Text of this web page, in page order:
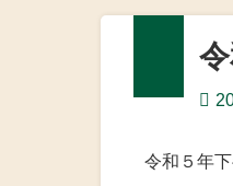
令和５年